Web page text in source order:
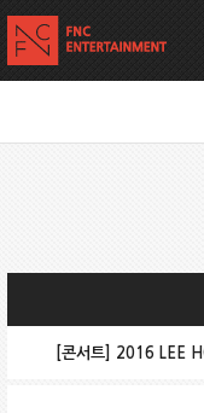
[콘서트] 2016 LEE